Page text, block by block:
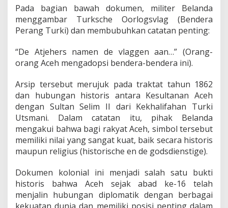
Pada bagian bawah dokumen, militer Belanda
menggambar Turksche Oorlogsvlag (Bendera
Perang Turki) dan membubuhkan catatan penting:
“De Atjehers namen de vlaggen aan…” (Orang-
orang Aceh mengadopsi bendera-bendera ini).
Arsip tersebut merujuk pada traktat tahun 1862
dan hubungan historis antara Kesultanan Aceh
dengan Sultan Selim II dari Kekhalifahan Turki
Utsmani. Dalam catatan itu, pihak Belanda
mengakui bahwa bagi rakyat Aceh, simbol tersebut
memiliki nilai yang sangat kuat, baik secara historis
maupun religius (historische en de godsdienstige).
Dokumen kolonial ini menjadi salah satu bukti
historis bahwa Aceh sejak abad ke-16 telah
menjalin hubungan diplomatik dengan berbagai